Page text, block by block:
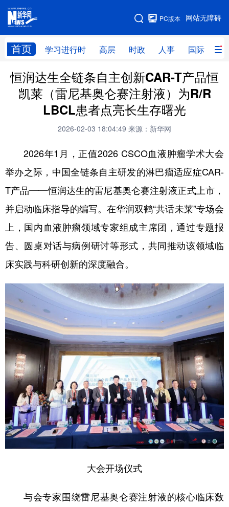
网站无障碍
PC版本
首页 学习进行时 高层 时政 人事 国际 财
网站地图
学习进行时 高层 时政 人事
国际 财经 网评 港澳
法律 中央文件 金融 汽车
食品 人居 信息化 数字经济
学术中国 乡村振兴 银龄 溯源中国
城市 旅游
娱乐 时尚 悦读
公益 上市公司
文化产业
地方频道
北京 天津 河北 山西
辽宁 吉林 上海 江苏
浙江 福建 江西
四川 贵州 云南 西藏
恒润达生全链条自主创新CAR-T产品恒
凯莱（雷尼基奥仑赛注射液）为R/R
LBCL患者点亮长生存曙光
2026-02-03 18:04:49 来源：新华网
2026年1月，正值2026 CSCO血液肿瘤学术大会
举办之际，中国全链条自主研发的淋巴瘤适应症CAR-
T产品——恒润达生的雷尼基奥仑赛注射液正式上市，
并启动临床指导的编写。在华润双鹤“共话未莱”专场会
上，国内血液肿瘤领域专家组成主席团，通过专题报
告、圆桌对话与病例研讨等形式，共同推动该领域临
床实践与科研创新的深度融合。
大会开场仪式
与会专家围绕雷尼基奥仑赛注射液的核心临床数